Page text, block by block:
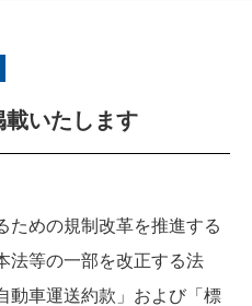
いたします
ための規制改革を推進する
法等の一部を改正する法
動車運送約款」および「標